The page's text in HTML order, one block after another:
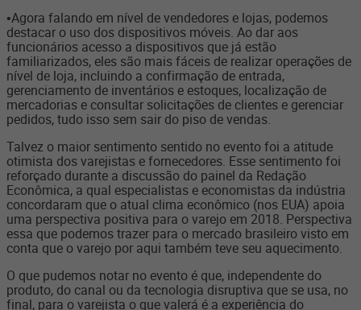
•Agora falando em nível de vendedores e lojas, podemos
destacar o uso dos dispositivos móveis. Ao dar aos
funcionários acesso a dispositivos que já estão
familiarizados, eles são mais fáceis de realizar operações de
nível de loja, incluindo a confirmação de entrada,
gerenciamento de inventários e estoques, localização de
mercadorias e consultar solicitações de clientes e gerenciar
pedidos, tudo isso sem sair do piso de vendas.
Talvez o maior sentimento sentido no evento foi a atitude
otimista dos varejistas e fornecedores. Esse sentimento foi
reforçado durante a discussão do painel da Redação
Econômica, a qual especialistas e economistas da indústria
concordaram que o atual clima econômico (nos EUA) apoia
uma perspectiva positiva para o varejo em 2018. Perspectiva
essa que podemos trazer para o mercado brasileiro visto em
conta que o varejo por aqui também teve seu aquecimento.
O que pudemos notar no evento é que, independente do
produto, do canal ou da tecnologia disruptiva que se usa, no
final, para o varejista o que valerá é a experiência do